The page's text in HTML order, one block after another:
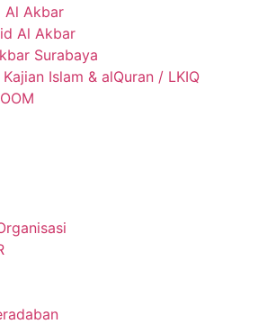
Al Akbar
Al Akbar
Surabaya
Islam & alQuran / LKIQ